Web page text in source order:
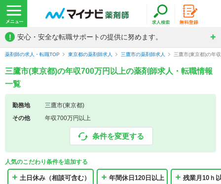
! 安心・安全な転職サポートの提供に努めます。
薬剤師の求人・転職TOP 東京都の薬剤師求人 三鷹市の薬剤師求人 三鷹市(東京都)の年
三鷹市(東京都)の年収700万円以上の薬剤師求人・転職情報
一覧
勤務地
三鷹市(東京都)
その他
年収700万円以上
条件を変更する
人気のこだわり条件を追加する
土日休み（相談可含む） 年間休日120日以上 残業月10ｈ